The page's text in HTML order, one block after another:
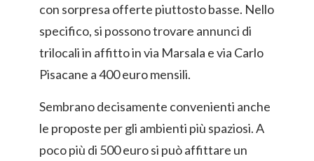
con sorpresa offerte piuttosto basse. Nello
specifico, si possono trovare annunci di
trilocali in affitto in via Marsala e via Carlo
Pisacane a 400 euro mensili.
Sembrano decisamente convenienti anche
le proposte per gli ambienti più spaziosi. A
poco più di 500 euro si può affittare un